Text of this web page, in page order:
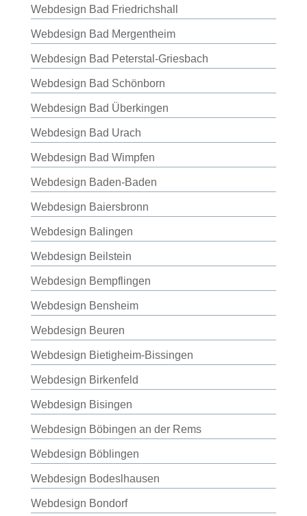
Webdesign Bad Friedrichshall
Webdesign Bad Mergentheim
Webdesign Bad Peterstal-Griesbach
Webdesign Bad Schönborn
Webdesign Bad Überkingen
Webdesign Bad Urach
Webdesign Bad Wimpfen
Webdesign Baden-Baden
Webdesign Baiersbronn
Webdesign Balingen
Webdesign Beilstein
Webdesign Bempflingen
Webdesign Bensheim
Webdesign Beuren
Webdesign Bietigheim-Bissingen
Webdesign Birkenfeld
Webdesign Bisingen
Webdesign Böbingen an der Rems
Webdesign Böblingen
Webdesign Bodeslhausen
Webdesign Bondorf